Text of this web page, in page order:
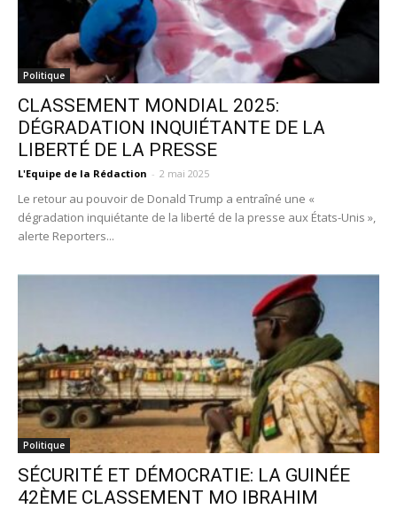
Politique
CLASSEMENT MONDIAL 2025:
DÉGRADATION INQUIÉTANTE DE LA
LIBERTÉ DE LA PRESSE
L'Equipe de la Rédaction - 2 mai 2025
Le retour au pouvoir de Donald Trump a entraîné une «
dégradation inquiétante de la liberté de la presse aux États-Unis »,
alerte Reporters...
Politique
SÉCURITÉ ET DÉMOCRATIE: LA GUINÉE
42ÈME CLASSEMENT MO IBRAHIM